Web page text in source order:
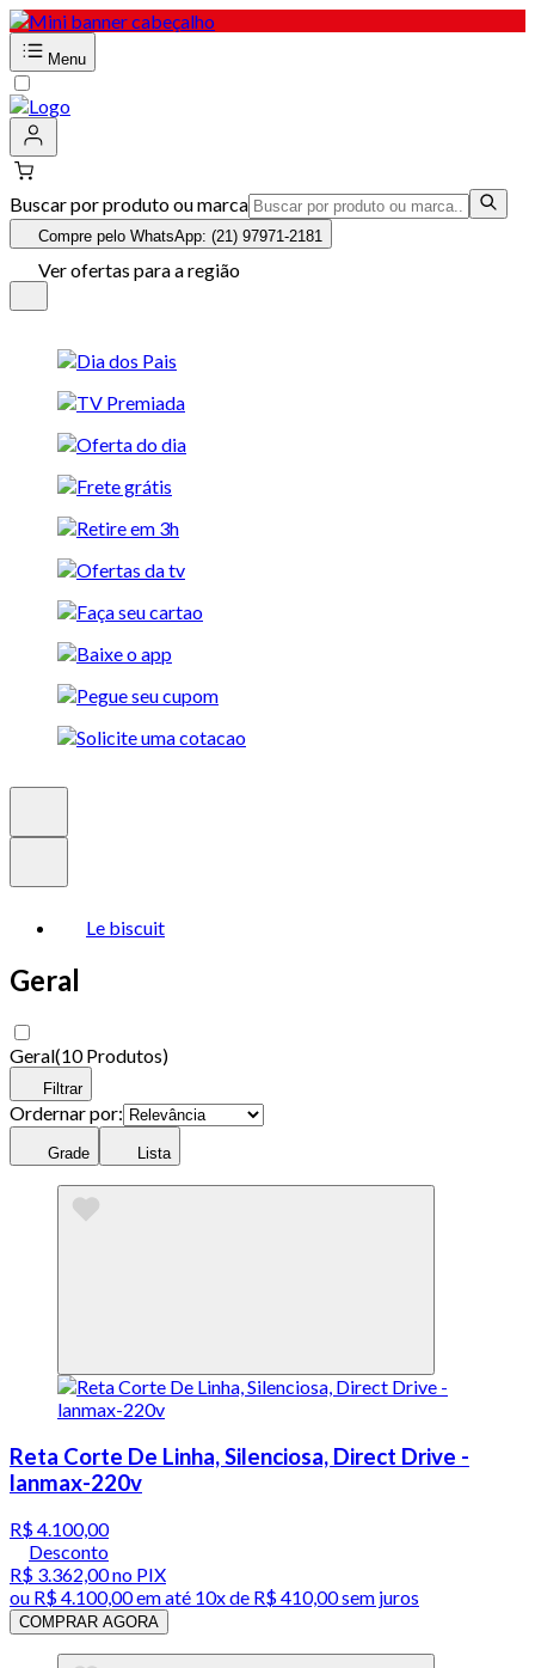
Menu
Buscar por produto ou marca
Compre pelo WhatsApp: (21) 97971-2181
Ver ofertas para a região
Le biscuit
Geral
Geral(10 Produtos)
Filtrar
Ordernar por:
Grade Lista
Reta Corte De Linha, Silenciosa, Direct Drive -
lanmax-220v
R$ 4.100,00
Desconto
R$ 3.362,00no PIX
ou R$ 4.100,00em até 10x de R$ 410,00 sem juros
COMPRAR AGORA